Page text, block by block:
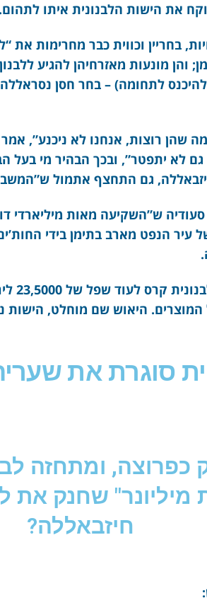
את הישות הלבנונית איתו
בחריין וכווית כבר מחרימות את
והן מונעות מאזרחיהן להגיע
לתחומה) – בחר חסן
שהן רוצות, אנחנו לא ניכנע”,
גם לא יתפטר”, ובכך הבהיר מי בעל
גם התחצף אתמול ש”המשבר
ש”השקיעה מאות מיליארדי
עיר הנפט מארב בתימן בידי
המוצרים. היאוש שם מוחלט, הישות
סוגרת את
כפרוצה, ומתחזה
מיליונר" שחנק את
חיזבאללה?